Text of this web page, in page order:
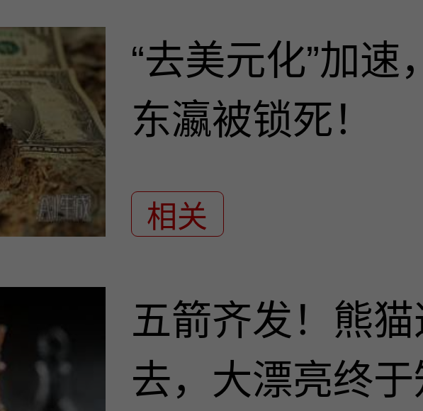
“去美元化”加
东瀛被锁死！
相关
五箭齐发！熊
去，大漂亮终